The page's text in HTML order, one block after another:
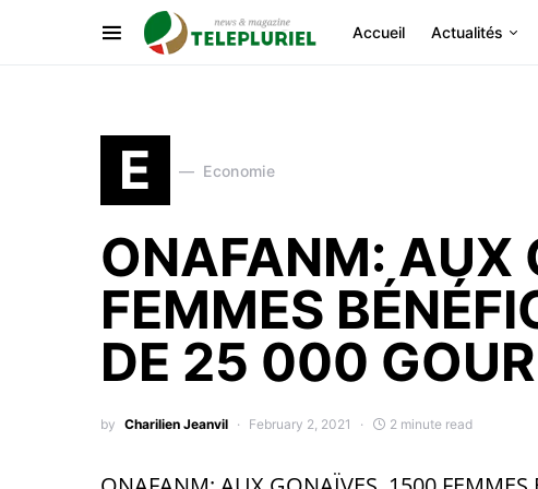
Accueil Actualités
E Economie
ONAFANM: AUX
FEMMES
DE 25 000
by Charilien Jeanvil February 2, 2021 2 minute read